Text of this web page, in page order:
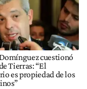
cuestionó
Tierras: “El
es propiedad de los